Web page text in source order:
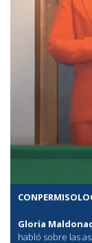
Gloria
habló sobre las